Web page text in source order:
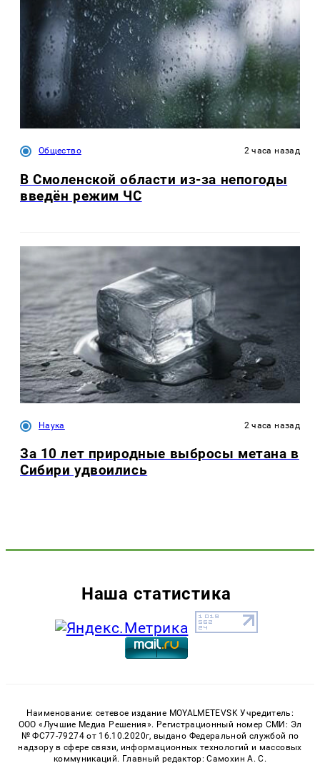
Общество 2 часа назад
В Смоленской области из-за непогоды
введён режим ЧС
Наука 2 часа назад
За 10 лет природные выбросы метана в
Сибири удвоились
Наша статистика
Наименование: сетевое издание MOYALMETEVSK Учредитель:
ООО «Лучшие Медиа Решения». Регистрационный номер СМИ: Эл
№ ФС77-79274 от 16.10.2020г, выдано Федеральной службой по
надзору в сфере связи, информационных технологий и массовых
коммуникаций. Главный редактор: Самохин А. С.